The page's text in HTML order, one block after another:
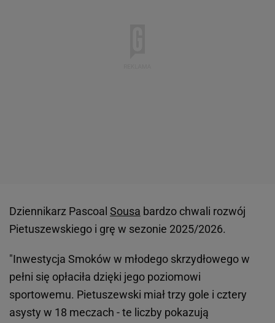
Dziennikarz Pascoal Sousa bardzo chwali rozwój
Pietuszewskiego i grę w sezonie 2025/2026.
"Inwestycja Smoków w młodego skrzydłowego w
pełni się opłaciła dzięki jego poziomowi
sportowemu. Pietuszewski miał trzy gole i cztery
asysty w 18 meczach - te liczby pokazują